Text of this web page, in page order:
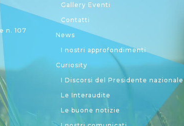
n. 107
Gallery Eventi
Contatti
News
I nostri approfondimenti
Curiosity
I Discorsi del Presidente nazionale
Le Interaudite
Le buone notizie